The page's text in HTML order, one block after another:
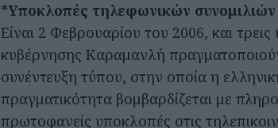
*Υποκλοπές τηλεφωνικών συνομιλιών
Είναι 2 Φεβρουαρίου του 2006, και τρεις
κυβέρνησης Καραμανλή
συνέντευξη τύπου, στην οποία η
πραγματικότητα βομβαρδίζεται με
πρωτοφανείς υποκλοπές στις